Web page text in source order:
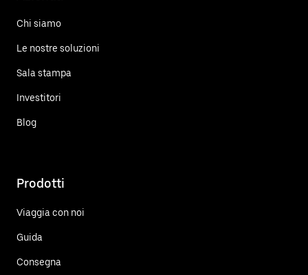
Chi siamo
Le nostre soluzioni
Sala stampa
Investitori
Blog
Prodotti
Viaggia con noi
Guida
Consegna